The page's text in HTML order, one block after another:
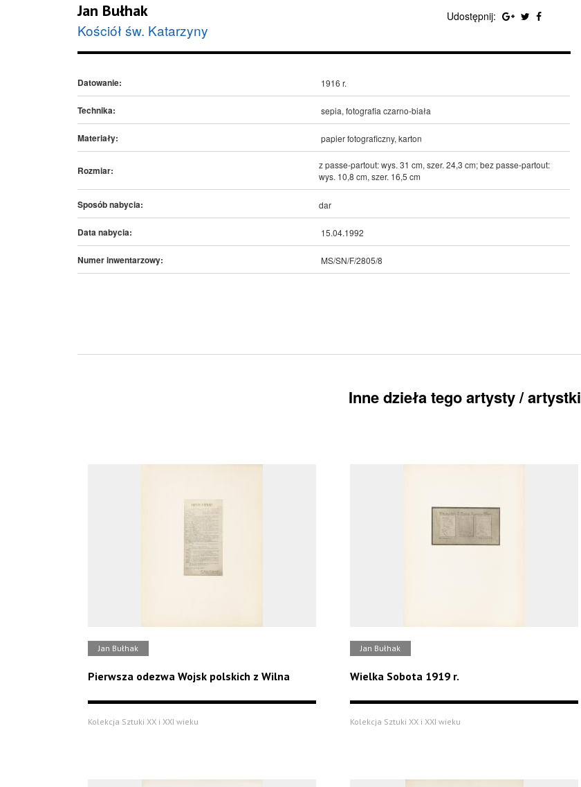
Jan Bułhak
Kościół św. Katarzyny
Udostępnij:
Datowanie: 1916 r.
Technika: sepia, fotografia czarno-biała
Materiały: papier fotograficzny, karton
Rozmiar:
z passe-partout: wys. 31 cm, szer. 24,3 cm; bez passe-partout:
wys. 10,8 cm, szer. 16,5 cm
Sposób nabycia: dar
Data nabycia: 15.04.1992
Numer inwentarzowy: MS/SN/F/2805/8
Inne dzieła tego artysty / artystki
Jan Bułhak
Pierwsza odezwa Wojsk polskich z Wilna
Kolekcja Sztuki XX i XXI wieku
Jan Bułhak
Wielka Sobota 1919 r.
Kolekcja Sztuki XX i XXI wieku